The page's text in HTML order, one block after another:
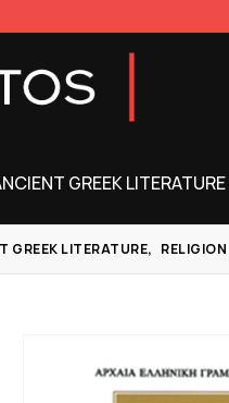
GREEK LITERATURE
GREEK LITERATURE, RELIGION